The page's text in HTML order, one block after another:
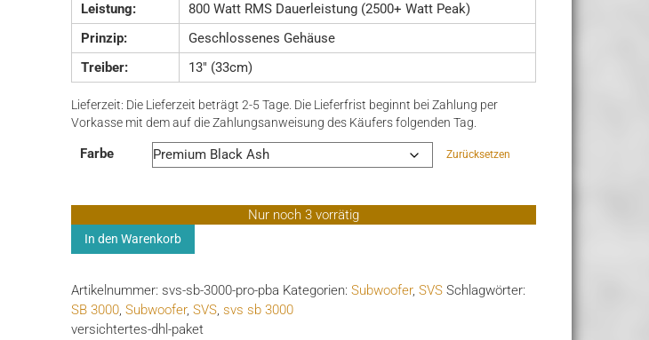
Leistung:
800 Watt RMS Dauerleistung (2500+ Watt Peak)
Prinzip:
Geschlossenes Gehäuse
Treiber:
13″ (33cm)
Lieferzeit: Die Lieferzeit beträgt 2-5 Tage. Die Lieferfrist beginnt bei Zahlung per
Vorkasse mit dem auf die Zahlungsanweisung des Käufers folgenden Tag.
Farbe Zurücksetzen
Nur noch 3 vorrätig
SVS
SB-
(inkl.
Soundpaths
4er-
In den Warenkorb
Artikelnummer: svs-sb-3000-pro-pba Kategorien: Subwoofer, SVS Schlagwörter:
SB 3000, Subwoofer, SVS, svs sb 3000
versichtertes-dhl-paket